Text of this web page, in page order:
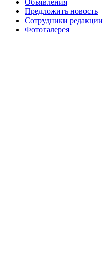
Предложить новость
Сотрудники редакции
Фотогалерея